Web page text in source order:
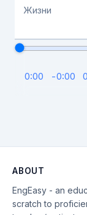
Жизни
0:00 -0:00
ABOUT
EngEasy - an
scratch to